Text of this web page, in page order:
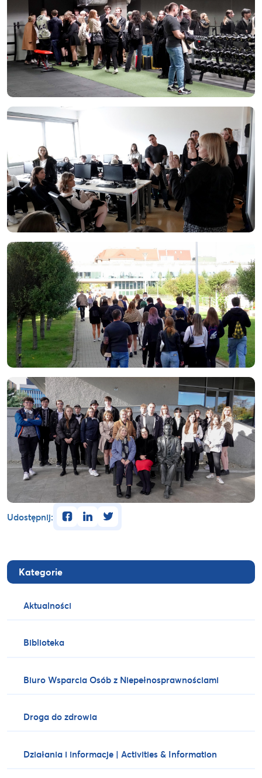
Kategorie
Aktualności
Biblioteka
Biuro Wsparcia Osób z Niepełnosprawnościami
Droga do zdrowia
Działania i informacje | Activities & Information
Udostępnij: facebooklinkedintwitter